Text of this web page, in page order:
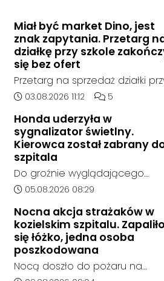
Miał być market Dino, jest
znak zapytania. Przetarg
działkę przy szkole
się bez ofert
Przetarg na sprzedaż działki
Zespole Szkół Technicznych i
Kędzierzynie-Koźlu zakończył się
bez rozstrzygnięcia. Mimo
wcześniejszego zainteresowania
terenem ze strony sieci Dino, do
postępowania nie zgłosił się
żaden oferent.
Data dodania artykułu:
03.08.2026 11:12 Liczba
5
Honda uderzyła w
sygnalizator świetlny.
Kierowca został zabrany
szpitala
Do groźnie wyglądającego
zdarzenia drogowego doszło w
godziny 6:30 kierujący
samochodem marki Honda
zjechał z drogi i uderzył w
sygnalizator świetlny.
Data dodania artykułu:
05.08.2026 08:29
Nocna akcja strażaków w
kozielskim szpitalu. Zapaliło
się łóżko, jedna osoba
poszkodowana
Nocą doszło do pożaru na